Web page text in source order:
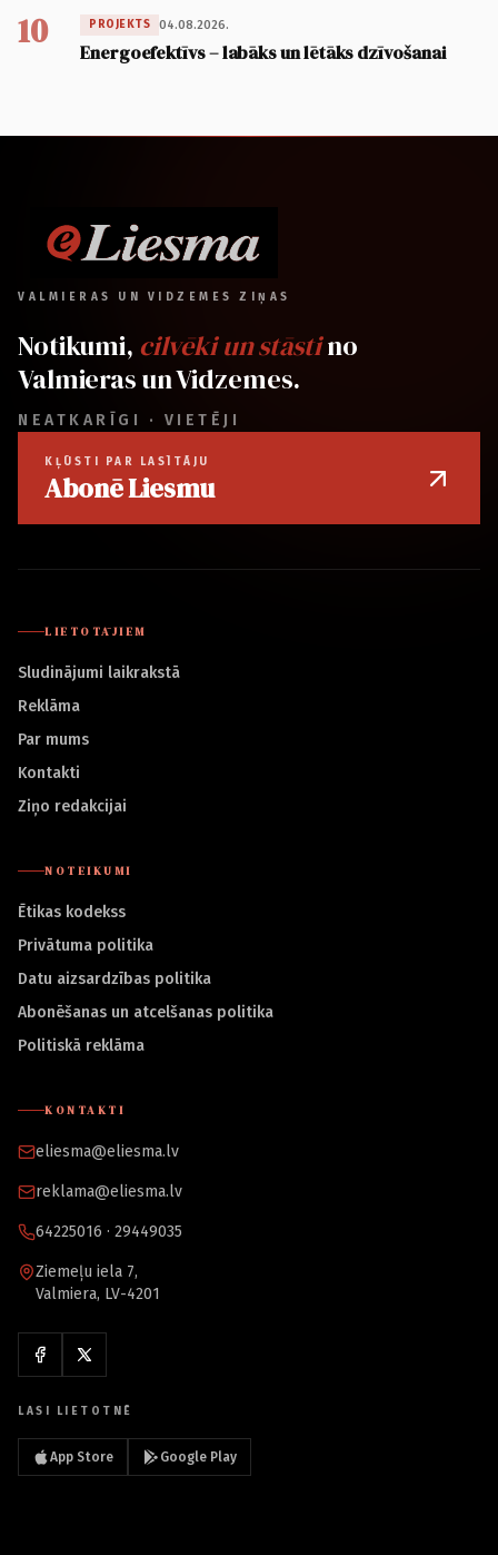
10 PROJEKTS 04.08.2026.
Energoefektīvs – labāks un lētāks dzīvošanai
VALMIERAS UN VIDZEMES ZIŅAS
Notikumi, cilvēki un stāstino
Valmieras un Vidzemes.
NEATKARĪGI · VIETĒJI
KĻŪSTI PAR LASĪTĀJU
Abonē Liesmu
LIETOTĀJIEM
Sludinājumi laikrakstā
Reklāma
Par mums
Kontakti
Ziņo redakcijai
NOTEIKUMI
Ētikas kodekss
Privātuma politika
Datu aizsardzības politika
Abonēšanas un atcelšanas politika
Politiskā reklāma
KONTAKTI
eliesma@eliesma.lv
reklama@eliesma.lv
64225016 · 29449035
Ziemeļu iela 7,
Valmiera, LV-4201
LASI LIETOTNĒ
App Store Google Play